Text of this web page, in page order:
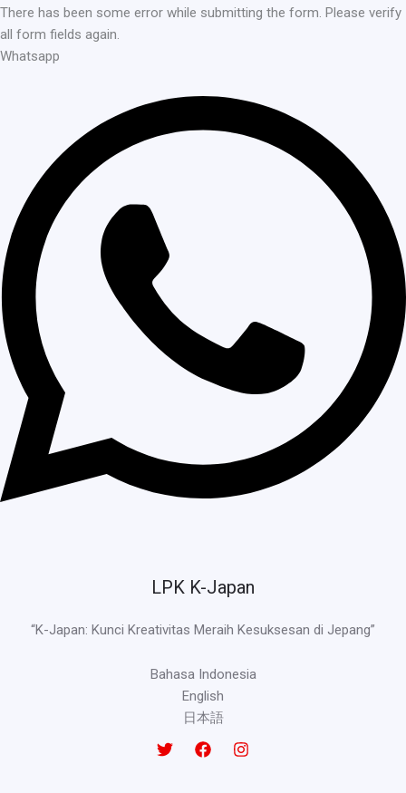
There has been some error while submitting the form. Please verify
all form fields again.
Whatsapp
LPK K-Japan
“K-Japan: Kunci Kreativitas Meraih Kesuksesan di Jepang”
Bahasa Indonesia
English
日本語